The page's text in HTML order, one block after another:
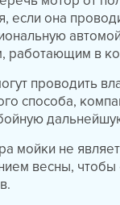
если она
работающим в
проводить
способа,
мойки не
весны, чтобы